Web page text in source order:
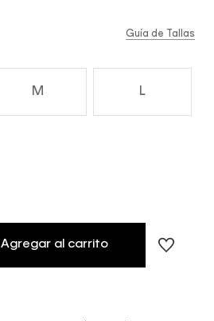
M L
Guía de Tallas
Agregar al carrito